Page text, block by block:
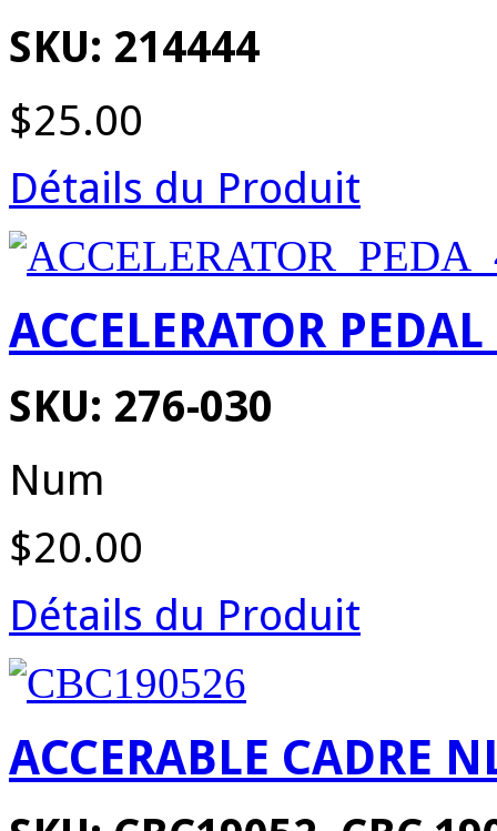
SKU: 214444
$25.00
Détails du Produit
ACCELERATOR
SKU: 276-030
Num
$20.00
Détails du Produit
ACCERABLE CADRE